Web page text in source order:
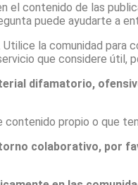
el contenido de las
puede ayudarte a
Utilice la comunidad para
que considere útil,
difamatorio,
contenido propio o que
colaborativo, por